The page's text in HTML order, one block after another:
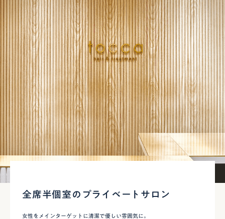
全席半個室のプライベートサロン
女性をメインターゲットに清潔で優しい雰囲気に。